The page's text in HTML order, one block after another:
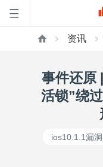
页
资讯
事件还原
活锁”绕
ios10.1.1漏洞